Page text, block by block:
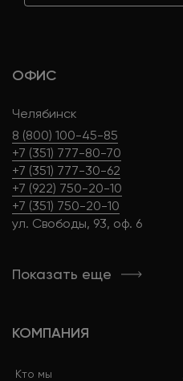
ОФИС
Челябинск
8 (800) 100-45-85
+7 (351) 777-80-70
+7 (351) 777-30-62
+7 (922) 750-20-10
+7 (351) 750-20-10
ул. Свободы, 93, оф. 6
Показать еще
КОМПАНИЯ
Кто мы